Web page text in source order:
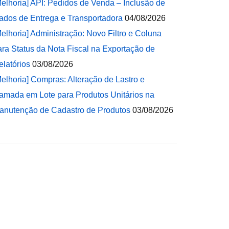
API: Pedidos de Venda – Inclusão de
de Entrega e Transportadora 04/08/2026
Administração: Novo Filtro e Coluna
Status da Nota Fiscal na Exportação de
03/08/2026
Compras: Alteração de Lastro e
em Lote para Produtos Unitários na
de Cadastro de Produtos 03/08/2026